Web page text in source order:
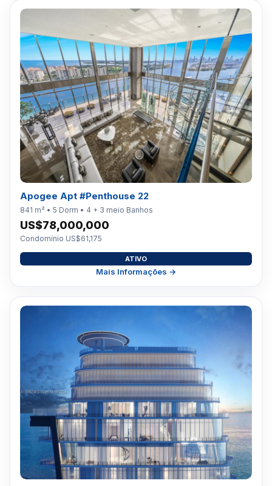
Apogee Apt #Penthouse 22
841 m² • 5 Dorm • 4 + 3 meio Banhos
US$78,000,000
Condomínio US$61,175
ATIVO
Mais Informações →